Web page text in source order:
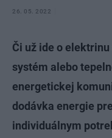
26. 05. 2022
Či už ide o
systém alebo
energetickej
dodávka energie
individuálnym